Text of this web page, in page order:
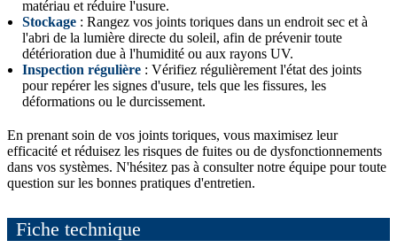
matériau et réduire l'usure.
Stockage : Rangez vos joints toriques dans un endroit sec et à
l'abri de la lumière directe du soleil, afin de prévenir toute
détérioration due à l'humidité ou aux rayons UV.
Inspection régulière : Vérifiez régulièrement l'état des joints
pour repérer les signes d'usure, tels que les fissures, les
déformations ou le durcissement.
En prenant soin de vos joints toriques, vous maximisez leur
efficacité et réduisez les risques de fuites ou de dysfonctionnements
dans vos systèmes. N'hésitez pas à consulter notre équipe pour toute
question sur les bonnes pratiques d'entretien.
Fiche technique